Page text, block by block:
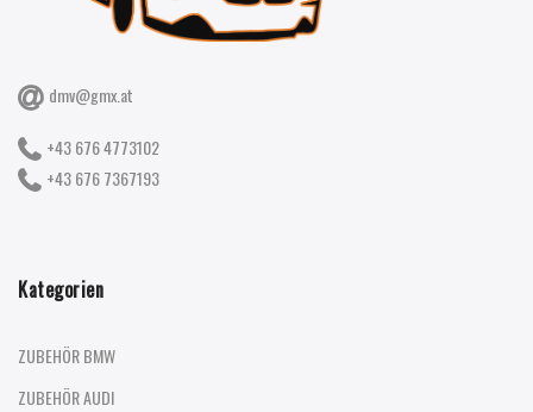
dmv@gmx.at
+43 676 4773102
+43 676 7367193
Kategorien
ZUBEHÖR BMW
ZUBEHÖR AUDI